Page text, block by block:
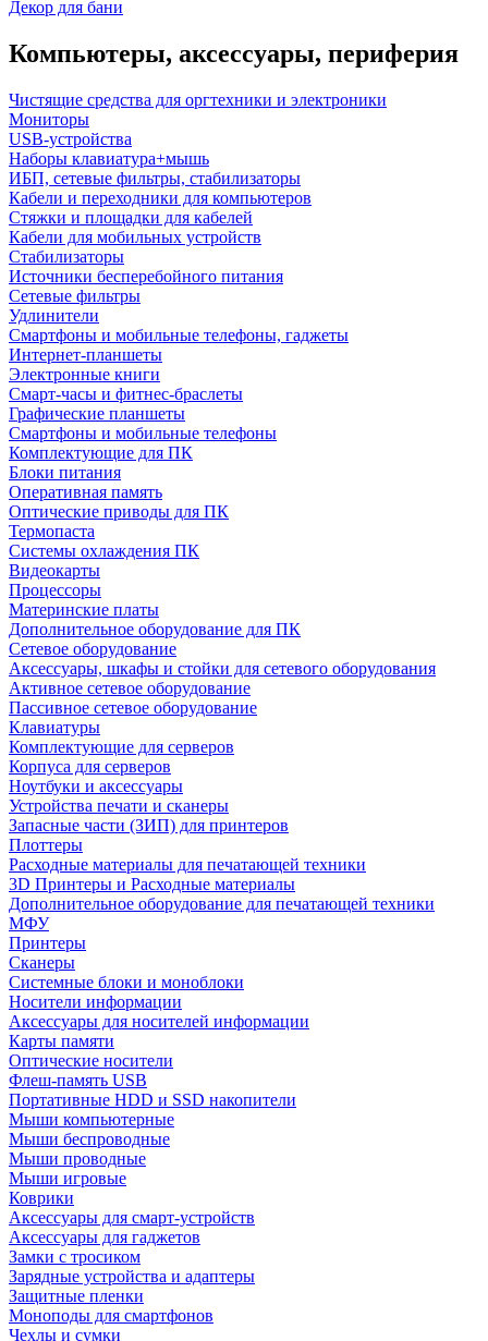
Декор для бани
Компьютеры, аксессуары, периферия
Чистящие средства для оргтехники и электроники
Мониторы
USB-устройства
Наборы клавиатура+мышь
ИБП, сетевые фильтры, стабилизаторы
Кабели и переходники для компьютеров
Стяжки и площадки для кабелей
Кабели для мобильных устройств
Стабилизаторы
Источники бесперебойного питания
Сетевые фильтры
Удлинители
Смартфоны и мобильные телефоны, гаджеты
Интернет-планшеты
Электронные книги
Смарт-часы и фитнес-браслеты
Графические планшеты
Смартфоны и мобильные телефоны
Комплектующие для ПК
Блоки питания
Оперативная память
Оптические приводы для ПК
Термопаста
Системы охлаждения ПК
Видеокарты
Процессоры
Материнские платы
Дополнительное оборудование для ПК
Сетевое оборудование
Аксессуары, шкафы и стойки для сетевого оборудования
Активное сетевое оборудование
Пассивное сетевое оборудование
Клавиатуры
Комплектующие для серверов
Корпуса для серверов
Ноутбуки и аксессуары
Устройства печати и сканеры
Запасные части (ЗИП) для принтеров
Плоттеры
Расходные материалы для печатающей техники
3D Принтеры и Расходные материалы
Дополнительное оборудование для печатающей техники
МФУ
Принтеры
Сканеры
Системные блоки и моноблоки
Носители информации
Аксессуары для носителей информации
Карты памяти
Оптические носители
Флеш-память USB
Портативные HDD и SSD накопители
Мыши компьютерные
Мыши беспроводные
Мыши проводные
Мыши игровые
Коврики
Аксессуары для смарт-устройств
Аксессуары для гаджетов
Замки с тросиком
Зарядные устройства и адаптеры
Защитные пленки
Моноподы для смартфонов
Чехлы и сумки